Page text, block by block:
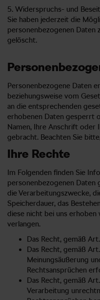
5. Widerspruchs- und
Sie haben jederzeit die
personenbezogenen Daten
gelöscht.
Personenbezogene Daten
beziehungsweise vom
an die entsprechenden
erhobenen Daten gesperrt
Namen, Ihre Anschrift oder
gebracht. Beachten Sie
Ihre Rechte
Im Folgenden finden Sie
personenbezogenen Daten
die Verarbeitungszwecke,
Speicherdauer, das
diese nicht bei uns
verlangen.
Das Recht, gemäß
Das Recht, gemäß
Meinungsäußerung
Rechtsansprüchen
Das Recht, gemäß
Verarbeitung